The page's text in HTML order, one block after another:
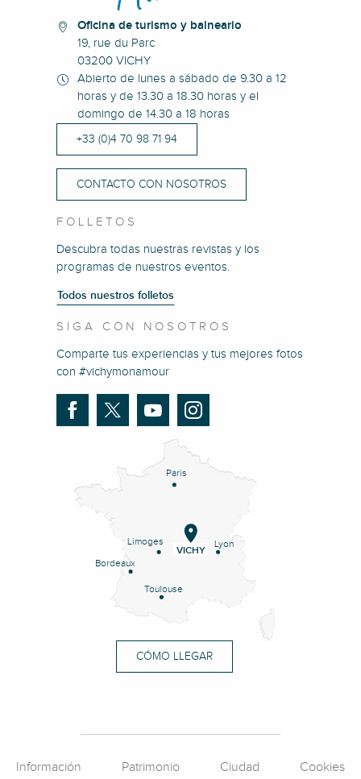
Oficina de turismo y balneario
19, rue du Parc
03200 VICHY
Abierto de lunes a sábado de 9.30 a 12
horas y de 13.30 a 18.30 horas y el
domingo de 14.30 a 18 horas
+33 (0)4 70 98 71 94
CONTACTO CON NOSOTROS
FOLLETOS
Descubra todas nuestras revistas y los
programas de nuestros eventos.
Todos nuestros folletos
SIGA CON NOSOTROS
Comparte tus experiencias y tus mejores fotos
con #vichymonamour
Paris
Lyon
Limoges
Bordeaux
Toulouse
VICHY
CÓMO LLEGAR
Información Patrimonio Ciudad Cookies